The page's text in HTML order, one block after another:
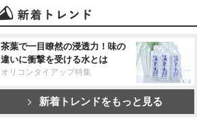
茶葉で一目瞭然の浸透力！味の
違いに衝撃を受ける水とは
オリコンタイアップ特集
新着トレンドをもっと見る